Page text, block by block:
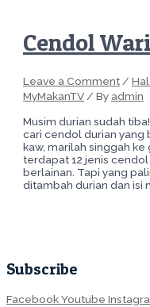
Cendol
Leave a Comment/
MyMakanTV/ By admin
Musim durian sudah
cari cendol durian
kaw, marilah singgah ke
terdapat 12 jenis
berlainan. Tapi yang
ditambah durian dan isi
Subscribe
FacebookYoutube